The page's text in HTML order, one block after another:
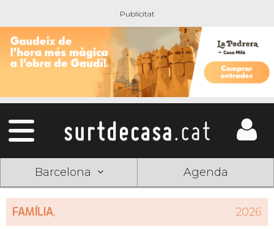
Barcelona Agenda
FAMÍLIA, 2026